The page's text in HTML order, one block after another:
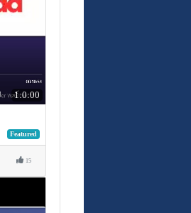
1:0:00
Featured
15